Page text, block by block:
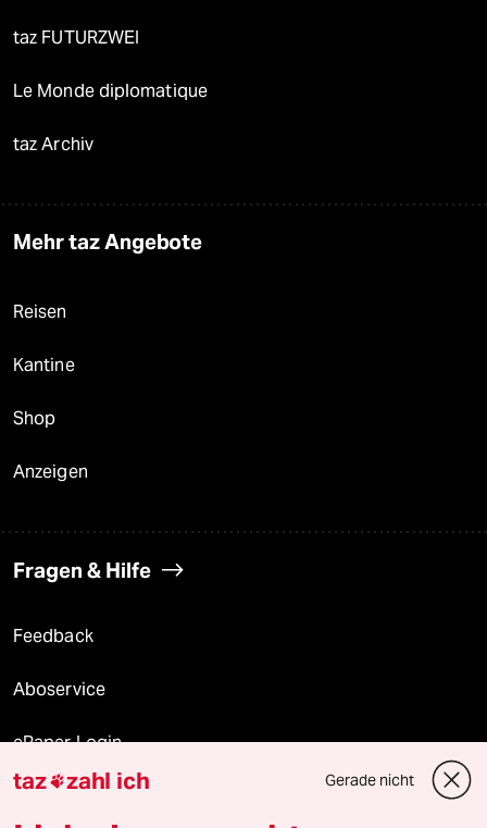
taz FUTURZWEI
Le Monde diplomatique
taz Archiv
Mehr taz Angebote
Reisen
Kantine
Shop
Anzeigen
Fragen & Hilfe
Feedback
Aboservice
ePaper Login
Downloads für Abonnierende
taz zahl ich Gerade nicht